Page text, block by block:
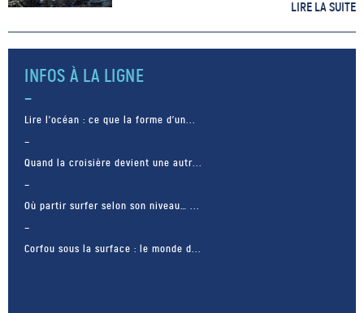
nommé Haïti. Un légende de
que la sinistre […]
LIRE LA SUITE
INFOS À LA LIGNE
Lire l’océan : ce que la forme d’un...
Quand la croisière devient une autr...
Où partir surfer selon son niveau… ...
Corfou sous la surface : le monde d...